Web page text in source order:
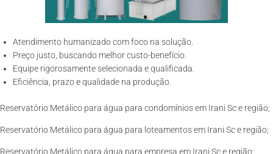
Atendimento humanizado com foco na solução.
Preço justo, buscando melhor custo-benefício.
Equipe rigorosamente selecionada e qualificada.
Eficiência, prazo e qualidade na produção.
Reservatório Metálico para água para condomínios em Irani Sc e região;
Reservatório Metálico para água para loteamentos em Irani Sc e região;
Reservatório Metálico para água para empresa em Irani Sc e região;